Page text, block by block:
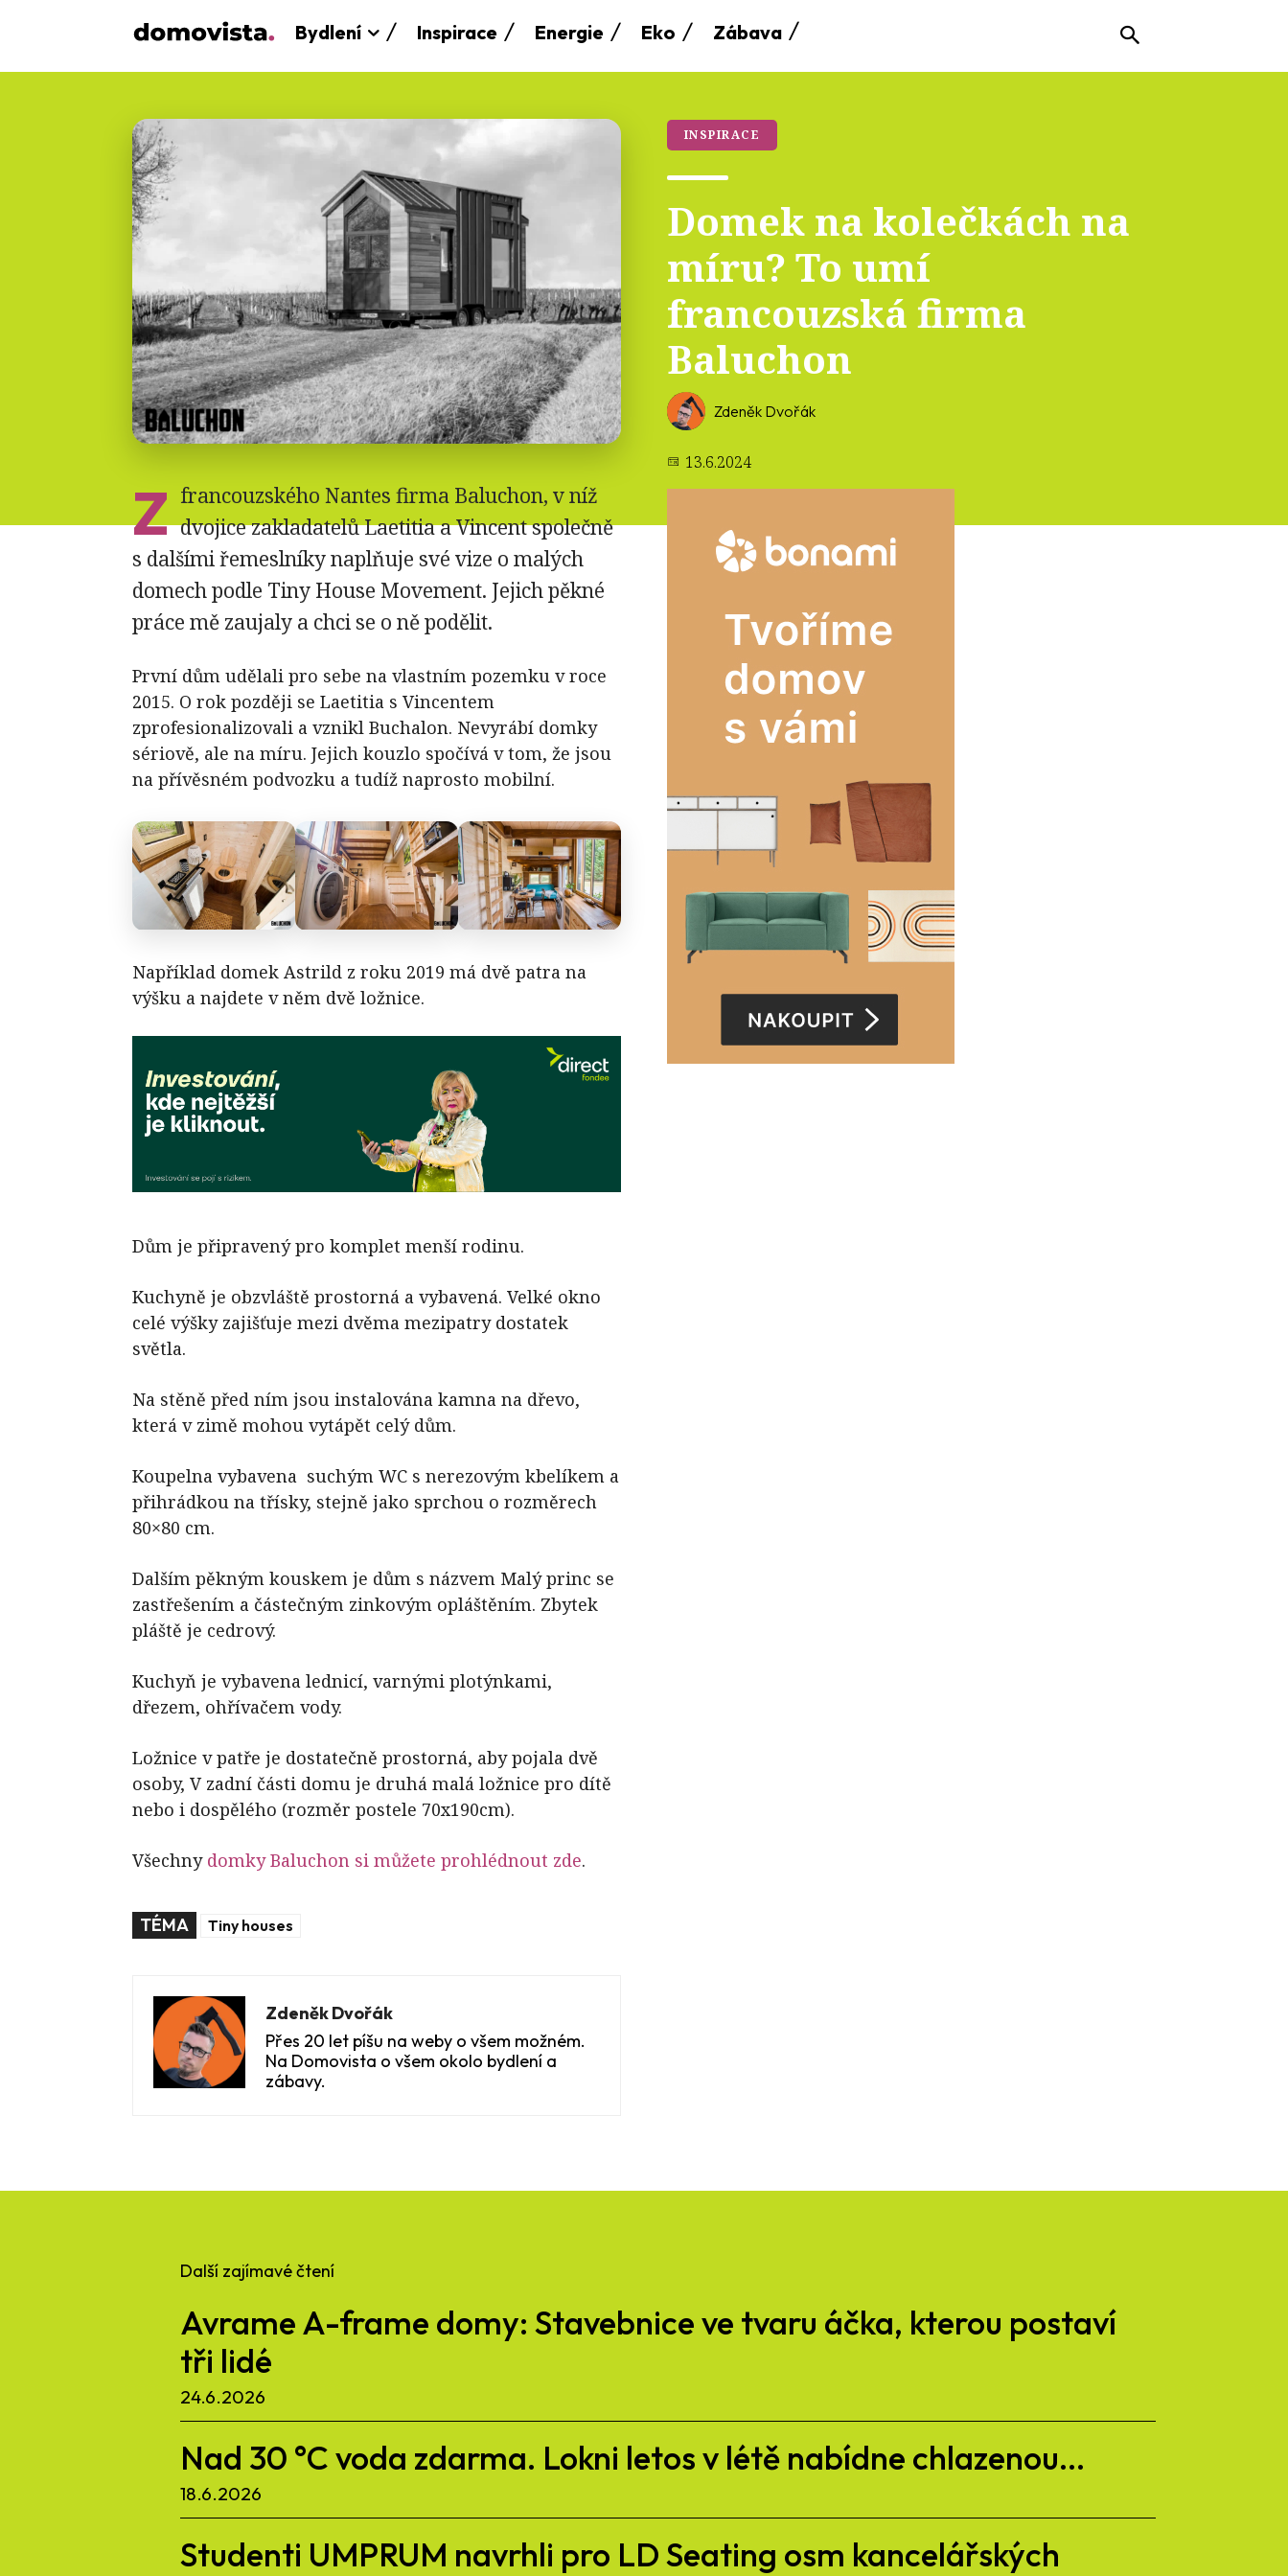
Bydlení Inspirace Energie Eko Zábava
INSPIRACE
Domek na kolečkách na
míru? To umí
francouzská firma
Baluchon
Zdeněk Dvořák
13.6.2024
Z francouzského Nantes firma Baluchon, v níž
dvojice zakladatelů Laetitia a Vincent společně
s dalšími řemeslníky naplňuje své vize o malých
domech podle Tiny House Movement. Jejich pěkné
práce mě zaujaly a chci se o ně podělit.
První dům udělali pro sebe na vlastním pozemku v roce
2015. O rok později se Laetitia s Vincentem
zprofesionalizovali a vznikl Buchalon. Nevyrábí domky
sériově, ale na míru. Jejich kouzlo spočívá v tom, že jsou
na přívěsném podvozku a tudíž naprosto mobilní.
Například domek Astrild z roku 2019 má dvě patra na
výšku a najdete v něm dvě ložnice.
Dům je připravený pro komplet menší rodinu.
Kuchyně je obzvláště prostorná a vybavená. Velké okno
celé výšky zajišťuje mezi dvěma mezipatry dostatek
světla.
Na stěně před ním jsou instalována kamna na dřevo,
která v zimě mohou vytápět celý dům.
Koupelna vybavena suchým WC s nerezovým kbelíkem a
přihrádkou na třísky, stejně jako sprchou o rozměrech
80×80 cm.
Dalším pěkným kouskem je dům s názvem Malý princ se
zastřešením a částečným zinkovým opláštěním. Zbytek
pláště je cedrový.
Kuchyň je vybavena lednicí, varnými plotýnkami,
dřezem, ohřívačem vody.
Ložnice v patře je dostatečně prostorná, aby pojala dvě
osoby, V zadní části domu je druhá malá ložnice pro dítě
nebo i dospělého (rozměr postele 70x190cm).
Všechny domky Baluchon si můžete prohlédnout zde.
TÉMA Tiny houses
Zdeněk Dvořák
Přes 20 let píšu na weby o všem možném.
Na Domovista o všem okolo bydlení a
zábavy.
Další zajímavé čtení
Avrame A-frame domy: Stavebnice ve tvaru áčka, kterou postaví
tři lidé
24.6.2026
Nad 30 °C voda zdarma. Lokni letos v létě nabídne chlazenou...
18.6.2026
Studenti UMPRUM navrhli pro LD Seating osm kancelářských